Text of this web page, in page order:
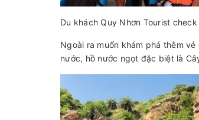
Du khách Quy Nhơn Tourist
Ngoài ra muốn khám phá thêm
nước, hồ nước ngọt đặc biệt là